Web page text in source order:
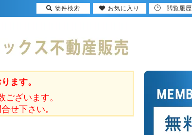
ます。
ざいます。
せ下さい。
物件検索 お気に入り 閲覧履歴